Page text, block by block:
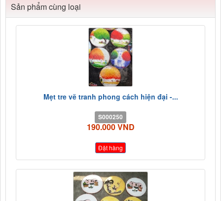
Sản phẩm cùng loại
Mẹt tre vẽ tranh phong cách hiện đại -...
S000250
190.000 VND
Đặt hàng